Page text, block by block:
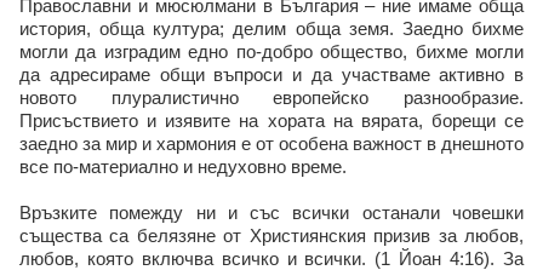
Православни и мюсюлмани в България – ние имаме обща
история, обща култура; делим обща земя. Заедно бихме
могли да изградим едно по-добро общество, бихме могли
да адресираме общи въпроси и да участваме активно в
новото плуралистично европейско разнообразие.
Присъствието и изявите на хората на вярата, борещи се
заедно за мир и хармония е от особена важност в днешното
все по-материално и недуховно време.
Връзките помежду ни и със всички останали човешки
същества са белязяне от Християнския призив за любов,
любов, която включва всичко и всички. (1 Йоан 4:16). За